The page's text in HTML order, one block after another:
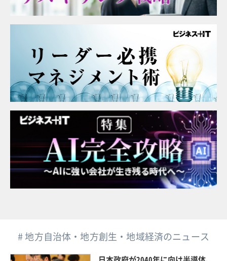
# 地方自治体・地方創生・地域経済のニュース